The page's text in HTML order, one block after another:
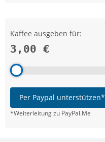
Kaffee ausgeben für:
3,00 €
Per Paypal unterstützen*
*Weiterleitung zu PayPal.Me